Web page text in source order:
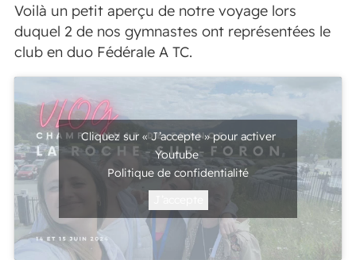
Voilà un petit aperçu de notre voyage lors
duquel 2 de nos gymnastes ont représentées le
club en duo Fédérale A TC.
Cliquez sur « J’accepte » pour activer
Youtube
Politique de confidentialité